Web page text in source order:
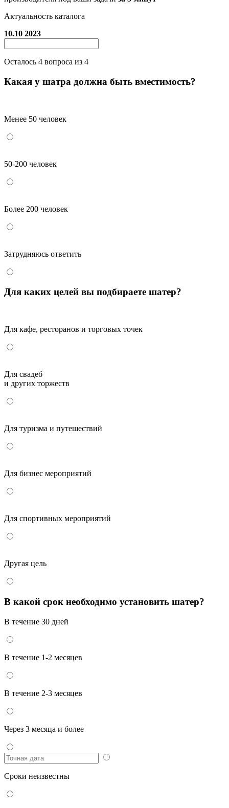
Актуальность каталога
10.10 2023
Осталось 4 вопроса из 4
Какая у шатра должна быть вместимость?
Менее 50 человек
50-200 человек
Более 200 человек
Затрудняюсь ответить
Для каких целей вы подбираете шатер?
Для кафе, ресторанов и торговых точек
Для свадеб
и других торжеств
Для туризма и путешествий
Для бизнес мероприятий
Для спортивных мероприятий
Другая цель
В какой срок необходимо установить шатер?
В течение 30 дней
В течение 1-2 месяцев
В течение 2-3 месяцев
Через 3 месяца и более
Сроки неизвестны